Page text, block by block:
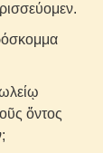
ὄντος